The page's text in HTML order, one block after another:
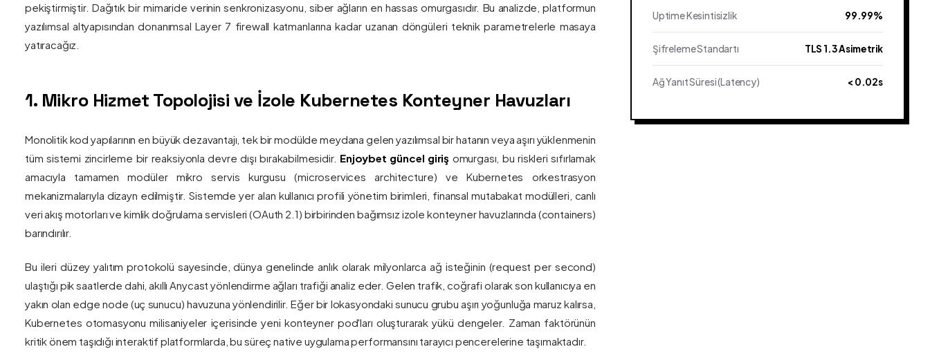
pekiştirmiştir. Dağıtık bir mimaride verinin senkronizasyonu, siber ağların en hassas omurgasıdır. Bu analizde, platformun
yazılımsal altyapısından donanımsal Layer 7 firewall katmanlarına kadar uzanan döngüleri teknik parametrelerle masaya
yatıracağız.
1. Mikro Hizmet Topolojisi ve İzole Kubernetes Konteyner Havuzları
Monolitik kod yapılarının en büyük dezavantajı, tek bir modülde meydana gelen yazılımsal bir hatanın veya aşırı yüklenmenin
tüm sistemi zincirleme bir reaksiyonla devre dışı bırakabilmesidir. Enjoybet güncel giriş omurgası, bu riskleri sıfırlamak
amacıyla tamamen modüler mikro servis kurgusu (microservices architecture) ve Kubernetes orkestrasyon
mekanizmalarıyla dizayn edilmiştir. Sistemde yer alan kullanıcı profili yönetim birimleri, finansal mutabakat modülleri, canlı
veri akış motorları ve kimlik doğrulama servisleri (OAuth 2.1) birbirinden bağımsız izole konteyner havuzlarında (containers)
barındırılır.
Bu ileri düzey yalıtım protokolü sayesinde, dünya genelinde anlık olarak milyonlarca ağ isteğinin (request per second)
ulaştığı pik saatlerde dahi, akıllı Anycast yönlendirme ağları trafiği analiz eder. Gelen trafik, coğrafi olarak son kullanıcıya en
yakın olan edge node (uç sunucu) havuzuna yönlendirilir. Eğer bir lokasyondaki sunucu grubu aşırı yoğunluğa maruz kalırsa,
Kubernetes otomasyonu milisaniyeler içerisinde yeni konteyner pod'ları oluşturarak yükü dengeler. Zaman faktörünün
kritik önem taşıdığı interaktif platformlarda, bu süreç native uygulama performansını tarayıcı pencerelerine taşımaktadır.
Uptime Kesintisizlik 99.99%
Şifreleme Standartı TLS 1.3 Asimetrik
Ağ Yanıt Süresi (Latency) < 0.02s